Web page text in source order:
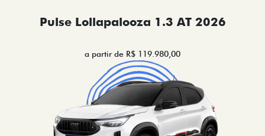
Pulse Lollapalooza 1.3 AT 2026
a partir de R$ 119.980,00